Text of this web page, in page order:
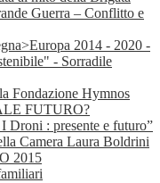
Guerra – Conflitto e
2014 - 2020 -
- Sorradile
Fondazione Hymnos
FUTURO?
Droni : presente e futuro”
Camera Laura Boldrini
2015